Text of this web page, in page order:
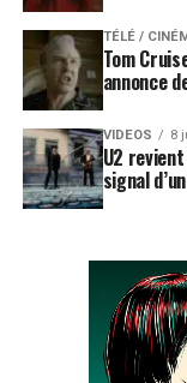
TÉLÉ /
Tom
annonce
VIDEOS 8
U2
signal